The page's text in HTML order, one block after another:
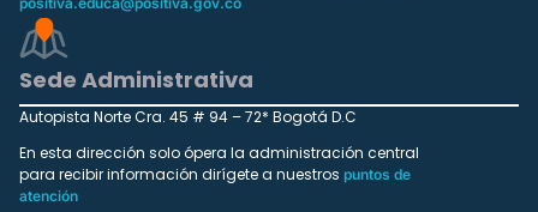
Sede Administrativa
Autopista Norte Cra. 45 # 94 – 72* Bogotá D.C
En esta dirección solo ópera la administración central
para recibir información dirígete a nuestros puntos de
atención